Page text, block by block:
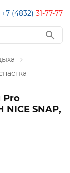
+7 (4832) 31-77-77
Pro
NICE SNAP,